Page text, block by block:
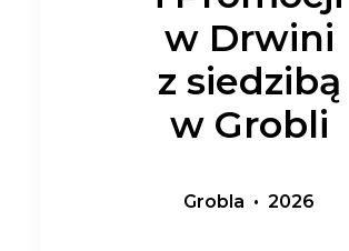
w Drwini
z siedzibą
w Grobli
Grobla • 2026